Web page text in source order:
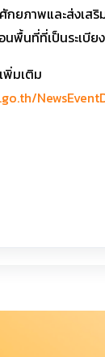
ยภาพและส่งเสริ
นพื้นที่ที่เป็นระเ
พิ่มเติม